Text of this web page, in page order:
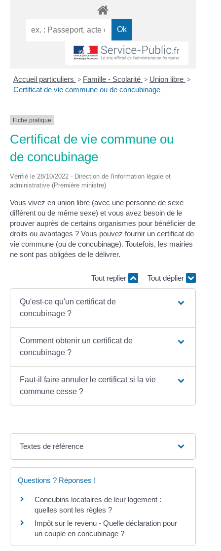
Accueil particuliers > Famille - Scolarité > Union libre >
Certificat de vie commune ou de concubinage
Fiche pratique
Certificat de vie commune ou
de concubinage
Vérifié le 28/10/2022 - Direction de l'information légale et
administrative (Première ministre)
Vous vivez en union libre (avec une personne de sexe
différent ou de même sexe) et vous avez besoin de le
prouver auprès de certains organismes pour bénéficier de
droits ou avantages ? Vous pouvez fournir un certificat de
vie commune (ou de concubinage). Toutefois, les mairies
ne sont pas obligées de le délivrer.
Tout replier Tout déplier
Qu'est-ce qu'un certificat de
concubinage ?
Comment obtenir un certificat de
concubinage ?
Faut-il faire annuler le certificat si la vie
commune cesse ?
Textes de référence
Questions ? Réponses !
Concubins locataires de leur logement :
quelles sont les règles ?
Impôt sur le revenu - Quelle déclaration pour
un couple en concubinage ?